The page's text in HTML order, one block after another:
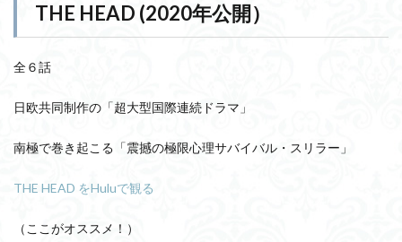
THE HEAD (2020年公開）
全６話
日欧共同制作の「超大型国際連続ドラマ」
南極で巻き起こる「震撼の極限心理サバイバル・スリラー」
THE HEAD をHuluで観る
（ここがオススメ！）